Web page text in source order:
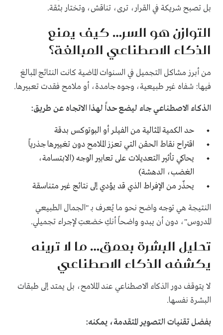
بل تصبح شريكة في القرار، ترى، تناقش، وتختار بثقة.
التوازن هو السر… كيف يمنع
الذكاء الاصطناعي المبالغة؟
من أبرز مشاكل التجميل في السنوات الماضية كانت النتائج المبالغ
فيها: شفاه غير طبيعية، وجوه جامدة، أو ملامح فقدت تعبيرها.
الذكاء الاصطناعي جاء ليضع حداً لهذا الاتجاه عن طريق:
حد الكمية المثالية من الفيلر أو البوتوكس بدقة
اقتراح نقاط الحقن التي تعزز الملامح دون تغييرها جذرياً
يحاكي تأثير التعديلات على تعابير الوجه (الابتسامة،
الغضب، الدهشة)
يحذّر من الإفراط الذي قد يؤدي إلى نتائج غير متناسقة
النتيجة هي توجه واضح نحو ما يُعرف بـ "الجمال الطبيعي
المدروس"، دون أن يبدو واضحاً أنكِ خضعتِ لإجراء تجميلي.
تحليل البشرة بعمق… ما لا ترينه
يكشفه الذكاء الاصطناعي
لا يتوقف دور الذكاء الاصطناعي عند الملامح، بل يمتد إلى طبقات
البشرة نفسها.
بفضل تقنيات التصوير المتقدمة، يمكنه: